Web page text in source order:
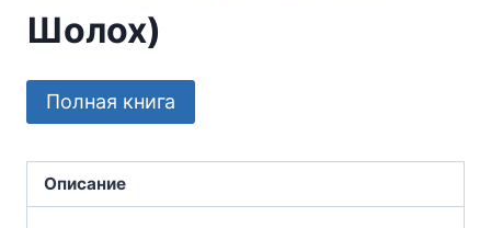
Шолох)
Полная книга
Описание